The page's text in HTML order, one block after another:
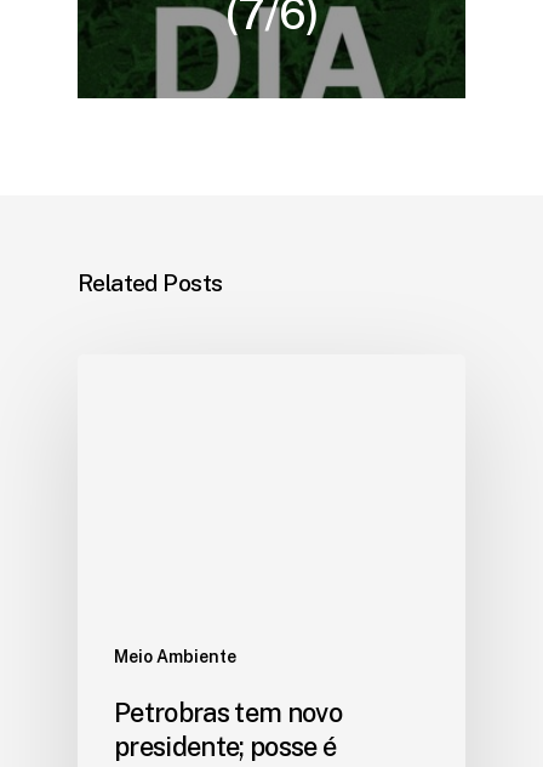
(7/6)
Related Posts
Meio Ambiente
Petrobras tem novo
presidente; posse é